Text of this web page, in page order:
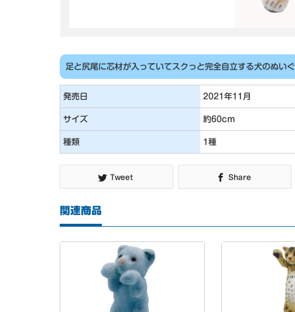
足と尻尾に芯材が入っていてスクっと完全自立する犬のぬいぐ
発売日 2021年11月
サイズ 約60cm
種類 1種
Tweet Share
関連商品